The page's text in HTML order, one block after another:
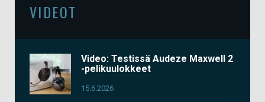
VIDEOT
Video: Testissä Audeze Maxwell 2
-pelikuulokkeet
15.6.2026